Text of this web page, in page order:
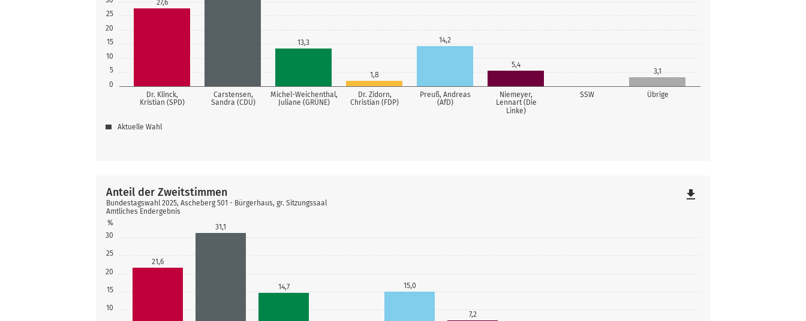
0
5
10
15
20
25
Dr. Klinck,
Kristian (SPD)
Carstensen,
Sandra (CDU)
Michel-Weichenthal,
Juliane (GRÜNE)
Dr. Zidorn,
Christian (FDP)
Preuß, Andreas
(AfD)
Niemeyer,
Lennart (Die
Linke)
SSW Übrige
27,6
13,3
1,8
14,2
5,4
3,1
Aktuelle Wahl
10
15
20
25
30
%
21,6
31,1
14,7 15,0
7,2
Anteil der Zweitstimmen
Bundestagswahl 2025, Ascheberg 501 - Bürgerhaus, gr. Sitzungssaal
Amtliches Endergebnis
file_download